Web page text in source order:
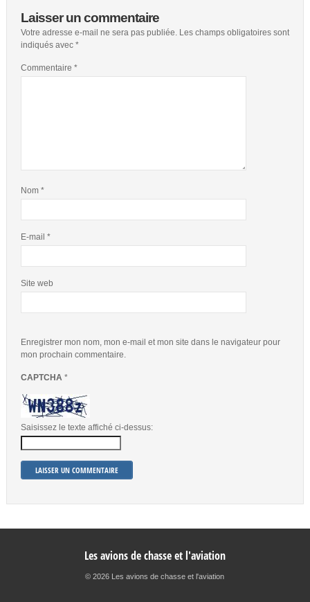
Laisser un commentaire
Votre adresse e-mail ne sera pas publiée. Les champs obligatoires sont
indiqués avec *
Commentaire *
Nom *
E-mail *
Site web
Enregistrer mon nom, mon e-mail et mon site dans le navigateur pour
mon prochain commentaire.
CAPTCHA *
Saisissez le texte affiché ci-dessus:
Les avions de chasse et l'aviation
© 2026 Les avions de chasse et l'aviation